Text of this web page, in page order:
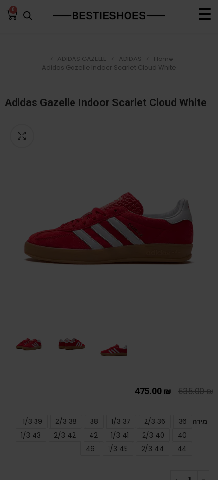
0
Home
ADIDAS
ADIDAS GAZELLE
Adidas Gazelle Indoor Scarlet Cloud White
Adidas Gazelle Indoor Scarlet Cloud White
535.00₪
475.00 ₪
מידה 36
36 2/3
37 1/3
38
38 2/3
39 1/3
40
40 2/3
41 1/3
42
42 2/3
43 1/3
44
44 2/3
45 1/3
46